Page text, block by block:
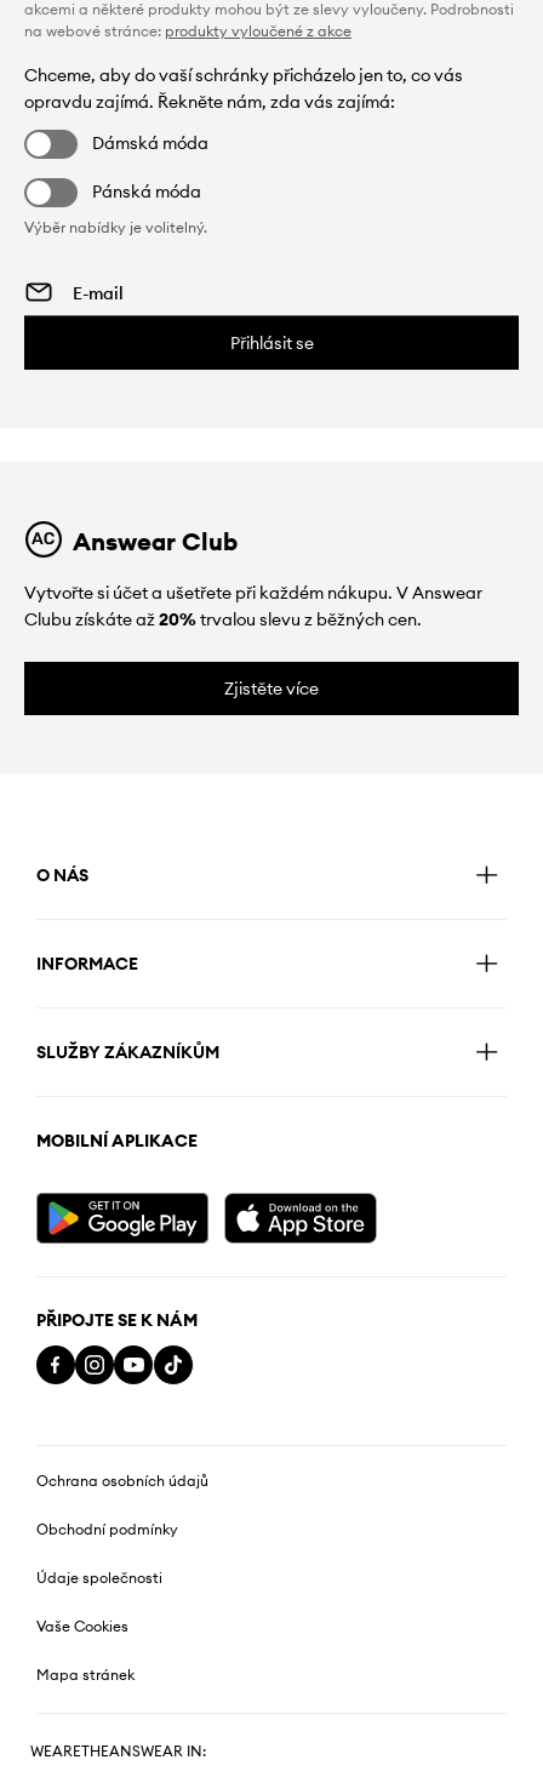
akcemi a některé produkty mohou být ze slevy vyloučeny. Podrobnosti
na webové stránce: produkty vyloučené z akce
Chceme, aby do vaší schránky přicházelo jen to, co vás
opravdu zajímá. Řekněte nám, zda vás zajímá:
Dámská móda
Pánská móda
Výběr nabídky je volitelný.
Přihlásit se
Answear Club
Vytvořte si účet a ušetřete při každém nákupu. V Answear
Clubu získáte až20%trvalou slevu z běžných cen.
Zjistěte více
O NÁS
INFORMACE
SLUŽBY ZÁKAZNÍKŮM
MOBILNÍ APLIKACE
PŘIPOJTE SE K NÁM
Ochrana osobních údajů
Obchodní podmínky
Údaje společnosti
Vaše Cookies
Mapa stránek
WEARETHEANSWEAR IN: